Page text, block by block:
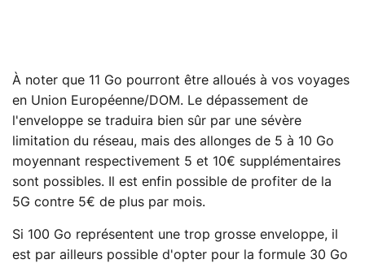
À noter que 11 Go pourront être alloués à vos voyages
en Union Européenne/DOM. Le dépassement de
l'enveloppe se traduira bien sûr par une sévère
limitation du réseau, mais des allonges de 5 à 10 Go
moyennant respectivement 5 et 10€ supplémentaires
sont possibles. Il est enfin possible de profiter de la
5G contre 5€ de plus par mois.
Si 100 Go représentent une trop grosse enveloppe, il
est par ailleurs possible d'opter pour la formule 30 Go